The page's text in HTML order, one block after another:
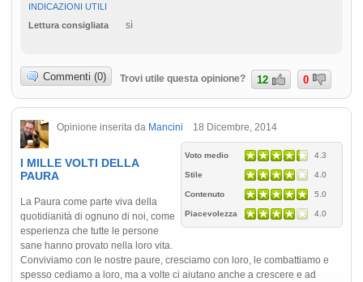
INDICAZIONI UTILI
Lettura consigliata
sì
Commenti (0) Trovi utile questa opinione? 12 0
Opinione inserita da Mancini 18 Dicembre, 2014
Voto medio 4.3
Stile 4.0
Contenuto 5.0
Piacevolezza 4.0
I MILLE VOLTI DELLA
PAURA
La Paura come parte viva della
quotidianità di ognuno di noi, come
esperienza che tutte le persone
sane hanno provato nella loro vita.
Conviviamo con le nostre paure, cresciamo con loro, le combattiamo e
spesso cediamo a loro, ma a volte ci aiutano anche a crescere e ad